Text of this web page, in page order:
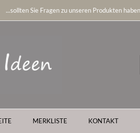
...sollten Sie Fragen zu unseren Produkten
MERKLISTE KONTAKT